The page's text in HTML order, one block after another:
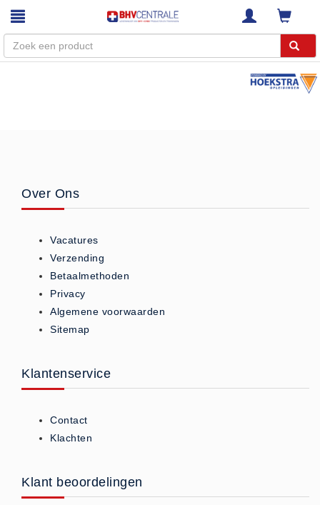
Diensten
RI&E
Bedrijfsnoodplannen
VCA Trajecten
ISO 9001 Begeleiding
Inspectiecentrale
Ons Team
Nieuws
Contact
Klachten
Privacy
Over Ons
Vacatures
Verzending
Betaalmethoden
Privacy
Algemene voorwaarden
Sitemap
Klantenservice
Contact
Klachten
Klant beoordelingen